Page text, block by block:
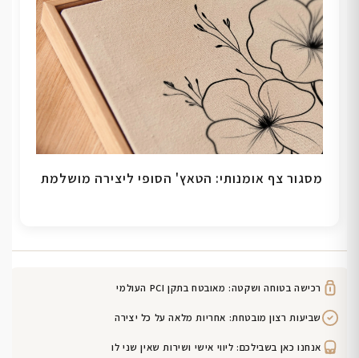
מסגור צף אומנותי: הטאץ' הסופי ליצירה מושלמת
רכישה בטוחה ושקטה: מאובטח בתקן PCI העולמי
שביעות רצון מובטחת: אחריות מלאה על כל יצירה
אנחנו כאן בשבילכם: ליווי אישי ושירות שאין שני לו